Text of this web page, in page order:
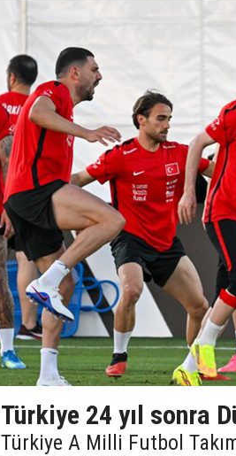
Türkiye 24 yıl sonra
Türkiye A Milli Futbol